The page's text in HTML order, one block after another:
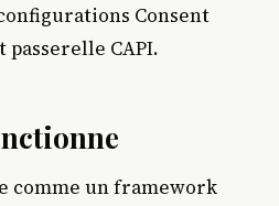
Consent
passerelle CAPI.
comme un framework